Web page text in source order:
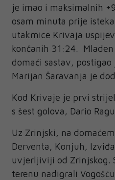
je imao i maksimalnih
osam minuta prije
utakmice Krivaja
končanih 31:24.
domaći sastav, postigao
Marijan Šaravanja je
Kod Krivaje je prvi
s šest golova, Dario
Uz Zrinjski, na
Derventa, Konjuh,
uvjerljiviji od Zrinjskog.
terenu nadigrali